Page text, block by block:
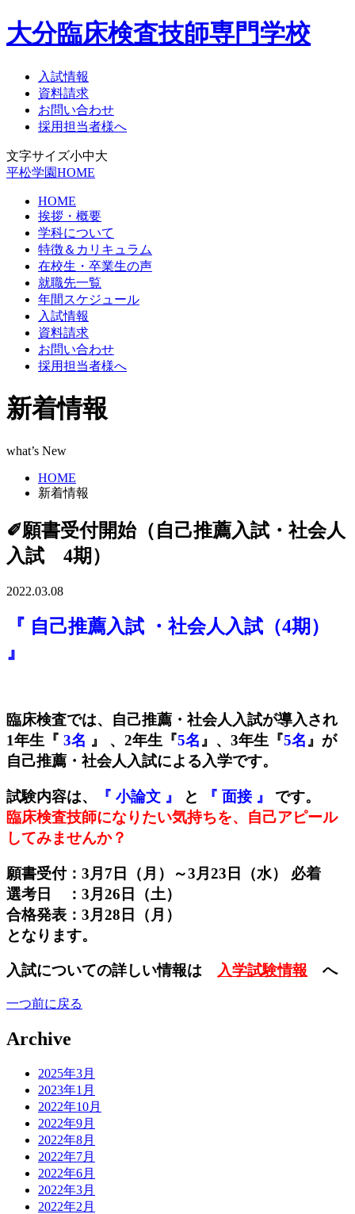
大分臨床検査技師専門学校
入試情報
資料請求
お問い合わせ
採用担当者様へ
文字サイズ小中大
平松学園HOME
HOME
挨拶・概要
学科について
特徴＆カリキュラム
在校生・卒業生の声
就職先一覧
年間スケジュール
入試情報
資料請求
お問い合わせ
採用担当者様へ
新着情報
what’s New
HOME
新着情報
✐願書受付開始（自己推薦入試・社会人
入試 4期）
2022.03.08
『 自己推薦入試 ・社会人入試（4期）
』
臨床検査では、自己推薦・社会人入試が導入され
1年生『 3名 』 、2年生『5名』、3年生『5名』 が
自己推薦・社会人入試による入学です。
試験内容は、 『 小論文 』 と 『 面接 』
です。
臨床検査技師になりたい気持ちを、自己アピール
してみませんか？
願書受付：3月7日（月）～3月23日（水） 必着
選考日 ：3月26日（土）
合格発表：3月28日（月）
となります。
入試についての詳しい情報は 入学試験情報 へ
一つ前に戻る
Archive
2025年3月
2023年1月
2022年10月
2022年9月
2022年8月
2022年7月
2022年6月
2022年3月
2022年2月